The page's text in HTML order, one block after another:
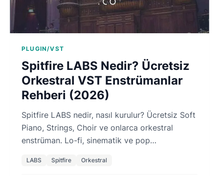
PLUGIN/VST
Spitfire LABS Nedir? Ücretsiz
Orkestral VST Enstrümanlar
Rehberi (2026)
Spitfire LABS nedir, nasıl kurulur? Ücretsiz Soft
Piano, Strings, Choir ve onlarca orkestral
enstrüman. Lo-fi, sinematik ve pop
LABS Spitfire Orkestral